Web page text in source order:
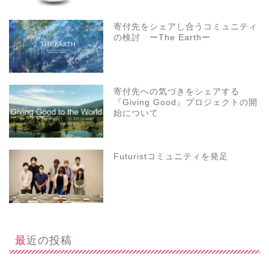
寄付先をシェアし合うコミュニティ
の検討 ーThe Earthー
寄付先への気づきをシェアする
『Giving Good』プロジェクトの開
始について
Futuristコミュニティを発足
最近の投稿